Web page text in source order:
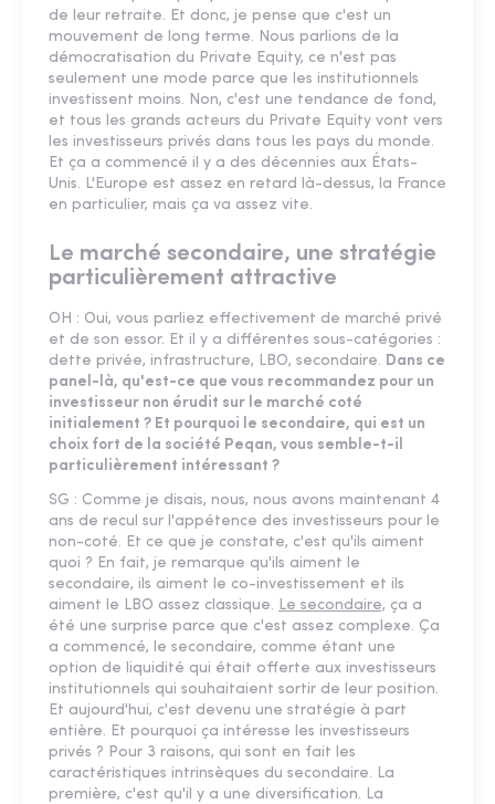
de leur retraite. Et donc, je pense que c'est un
mouvement de long terme. Nous parlions de la
démocratisation du Private Equity, ce n'est pas
seulement une mode parce que les institutionnels
investissent moins. Non, c'est une tendance de fond,
et tous les grands acteurs du Private Equity vont vers
les investisseurs privés dans tous les pays du monde.
Et ça a commencé il y a des décennies aux États-
Unis. L'Europe est assez en retard là-dessus, la France
en particulier, mais ça va assez vite.
Le marché secondaire, une stratégie
particulièrement attractive
OH : Oui, vous parliez effectivement de marché privé
et de son essor. Et il y a différentes sous-catégories :
dette privée, infrastructure, LBO, secondaire. Dans ce
panel-là, qu'est-ce que vous recommandez pour un
investisseur non érudit sur le marché coté
initialement ? Et pourquoi le secondaire, qui est un
choix fort de la société Peqan, vous semble-t-il
particulièrement intéressant ?
SG : Comme je disais, nous, nous avons maintenant 4
ans de recul sur l'appétence des investisseurs pour le
non-coté. Et ce que je constate, c'est qu'ils aiment
quoi ? En fait, je remarque qu'ils aiment le
secondaire, ils aiment le co-investissement et ils
aiment le LBO assez classique. Le secondaire, ça a
été une surprise parce que c'est assez complexe. Ça
a commencé, le secondaire, comme étant une
option de liquidité qui était offerte aux investisseurs
institutionnels qui souhaitaient sortir de leur position.
Et aujourd'hui, c'est devenu une stratégie à part
entière. Et pourquoi ça intéresse les investisseurs
privés ? Pour 3 raisons, qui sont en fait les
caractéristiques intrinsèques du secondaire. La
première, c'est qu'il y a une diversification. La